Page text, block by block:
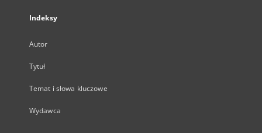
Indeksy
Autor
Tytuł
Temat i słowa kluczowe
Wydawca